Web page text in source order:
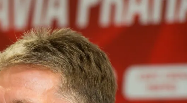
Moderní pětiboj
Motorsport
Olympijské hry
Parasport
Plavání
Triatlon
Veslování
Volejbal
Ostatní